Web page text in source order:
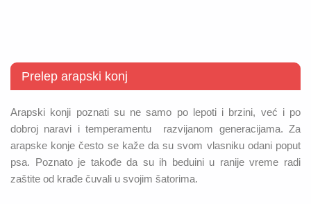
Prelep arapski konj
Arapski konji poznati su ne samo po lepoti i brzini, već i po
dobroj naravi i temperamentu razvijanom generacijama. Za
arapske konje često se kaže da su svom vlasniku odani poput
psa. Poznato je takođe da su ih beduini u ranije vreme radi
zaštite od krađe čuvali u svojim šatorima.